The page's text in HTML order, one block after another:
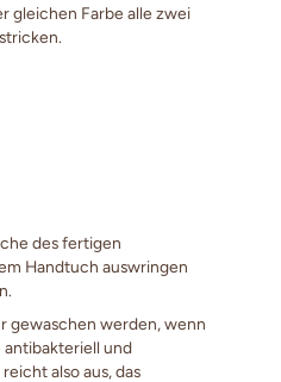
gleichen Farbe alle zwei
des fertigen
Handtuch auswringen
gewaschen werden, wenn
antibakteriell und
also aus, das